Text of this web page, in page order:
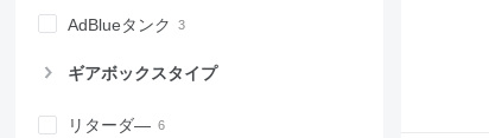
AdBlueタンク
ギアボックスタイプ
リターダ―